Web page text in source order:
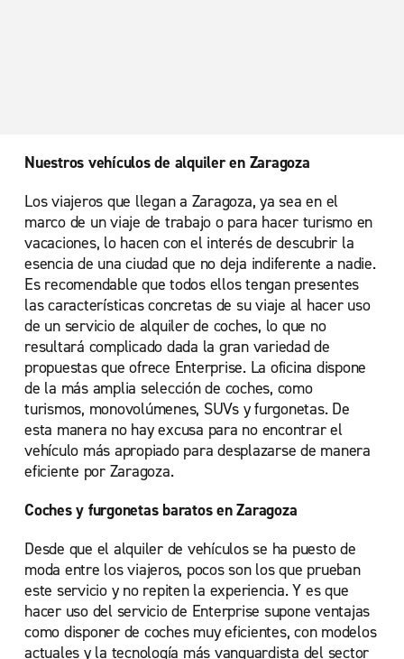
Nuestros vehículos de alquiler en Zaragoza
Los viajeros que llegan a Zaragoza, ya sea en el
marco de un viaje de trabajo o para hacer turismo en
vacaciones, lo hacen con el interés de descubrir la
esencia de una ciudad que no deja indiferente a nadie.
Es recomendable que todos ellos tengan presentes
las características concretas de su viaje al hacer uso
de un servicio de alquiler de coches, lo que no
resultará complicado dada la gran variedad de
propuestas que ofrece Enterprise. La oficina dispone
de la más amplia selección de coches, como
turismos, monovolúmenes, SUVs y furgonetas. De
esta manera no hay excusa para no encontrar el
vehículo más apropiado para desplazarse de manera
eficiente por Zaragoza.
Coches y furgonetas baratos en Zaragoza
Desde que el alquiler de vehículos se ha puesto de
moda entre los viajeros, pocos son los que prueban
este servicio y no repiten la experiencia. Y es que
hacer uso del servicio de Enterprise supone ventajas
como disponer de coches muy eficientes, con modelos
actuales y la tecnología más vanguardista del sector